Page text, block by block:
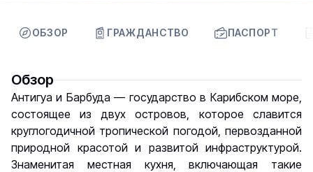
ОБЗОР ГРАЖДАНСТВО ПАСПОРТ
Обзор
Антигуа и Барбуда — государство в Карибском море,
состоящее из двух островов, которое славится
круглогодичной тропической погодой, первозданной
природной красотой и развитой инфраструктурой.
Знаменитая местная кухня, включающая такие